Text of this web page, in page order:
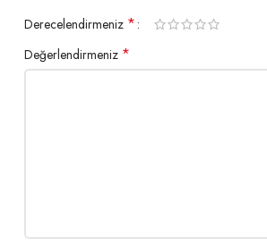
Derecelendirmeniz *
Değerlendirmeniz *